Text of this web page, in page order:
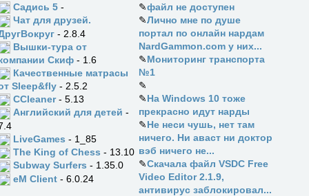
Садись 5 -
Чат для друзей.
- 2.8.4
Вышки-тура от
Скиф - 1.6
Качественные матрасы
Sleep&fly - 2.5.2
CCleaner- 5.13
Английский для детей -
LiveGames - 1_85
The King of Chess - 13.10
Subway Surfers - 1.35.0
eM Client - 6.0.24
✎файл не доступен
✎Лично мне по душе
портал по онлайн нардам
NardGammon.com у них...
✎Мониторинг транспорта
№1
✎
✎На Windows 10 тоже
прекрасно идут нарды
✎Не неси чушь, нет там
ничего. Ни аваст ни доктор
вэб ничего не...
✎Скачала файл VSDC Free
Video Editor 2.1.9,
антивирус заблокировал...